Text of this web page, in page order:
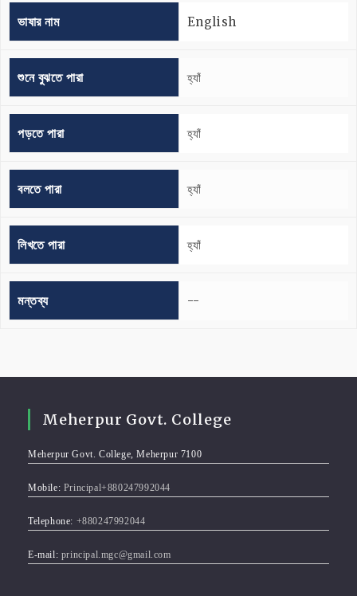
ভাষার নাম English
শুনে বুঝতে পারা হ্যাঁ
পড়তে পারা হ্যাঁ
বলতে পারা হ্যাঁ
লিখতে পারা হ্যাঁ
মন্তব্য --
Meherpur Govt. College
Meherpur Govt. College, Meherpur 7100
Mobile: Principal+880247992044
Telephone: +880247992044
E-mail: principal.mgc@gmail.com